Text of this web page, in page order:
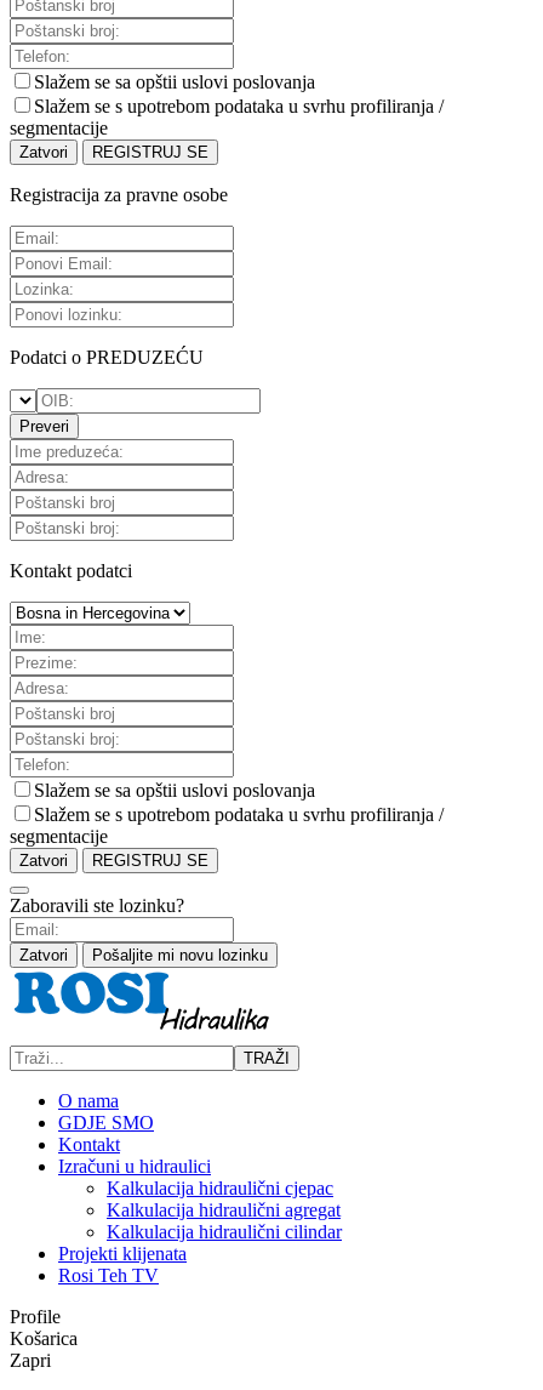
Slažem se sa opštii uslovi poslovanja
Slažem se s upotrebom podataka u svrhu profiliranja /
segmentacije
Zatvori REGISTRUJ SE
Registracija za pravne osobe
Podatci o PREDUZEĆU
Preveri
Kontakt podatci
Slažem se sa opštii uslovi poslovanja
Slažem se s upotrebom podataka u svrhu profiliranja /
segmentacije
Zatvori REGISTRUJ SE
Zaboravili ste lozinku?
Zatvori Pošaljite mi novu lozinku
TRAŽI
O nama
GDJE SMO
Kontakt
Izračuni u hidraulici
Kalkulacija hidraulični cjepac
Kalkulacija hidraulični agregat
Kalkulacija hidraulični cilindar
Projekti klijenata
Rosi Teh TV
Profile
Košarica
Zapri